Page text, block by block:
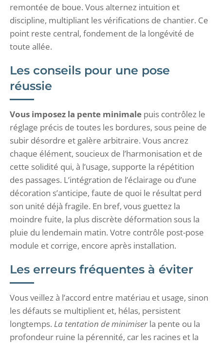
remontée de boue. Vous alternez intuition et
discipline, multipliant les vérifications de chantier. Ce
point reste central, fondement de la longévité de
toute allée.
Les conseils pour une pose
réussie
Vous imposez la pente minimale puis contrôlez le
réglage précis de toutes les bordures, sous peine de
subir désordre et galère arbitraire. Vous ancrez
chaque élément, soucieux de l’harmonisation et de
cette solidité qui, à l’usage, supporte la répétition
des passages. L’intégration de l’éclairage ou d’une
décoration s’anticipe, faute de quoi le résultat perd
son unité déjà fragile. En bref, vous guettez la
moindre fuite, la plus discrète déformation sous la
pluie du lendemain matin. Votre contrôle post-pose
module et corrige, encore après installation.
Les erreurs fréquentes à éviter
Vous veillez à l’accord entre matériau et usage, sinon
les défauts se multiplient et, hélas, persistent
longtemps. La tentation de minimiser la pente ou la
profondeur ruine la pérennité, car les racines et la